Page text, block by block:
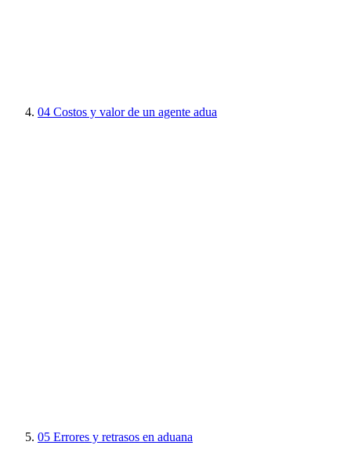
04 Costos y valor de un agente adua
05 Errores y retrasos en aduana